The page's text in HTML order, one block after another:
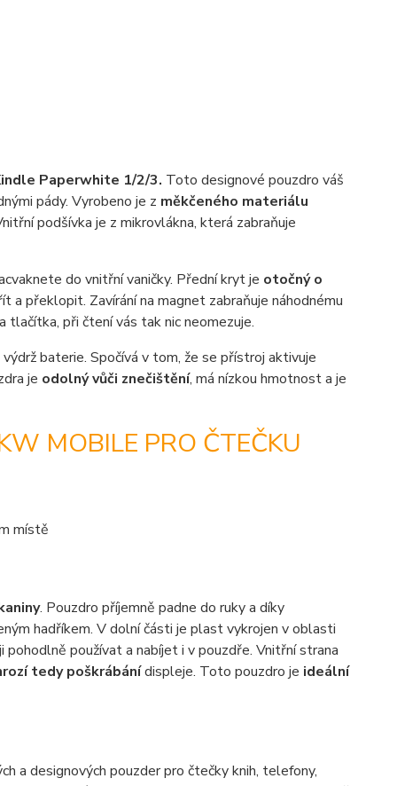
Paperwhite 1/2/3. Toto designové pouzdro váš
pády. Vyrobeno je z měkčeného materiálu
podšívka je z mikrovlákna, která zabraňuje
do vnitřní vaničky. Přední kryt je otočný o
a překlopit. Zavírání na magnet zabraňuje náhodnému
při čtení vás tak nic neomezuje.
baterie. Spočívá v tom, že se přístroj aktivuje
je odolný vůči znečištění, má nízkou hmotnost a je
MOBILE PRO ČTEČKU
místě
. Pouzdro příjemně padne do ruky a díky
hadříkem. V dolní části je plast vykrojen v oblasti
pohodlně používat a nabíjet i v pouzdře. Vnitřní strana
tedy poškrábánídispleje. Toto pouzdro je ideální
a designových pouzder pro čtečky knih, telefony,